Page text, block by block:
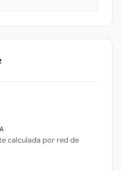
calculada por red de